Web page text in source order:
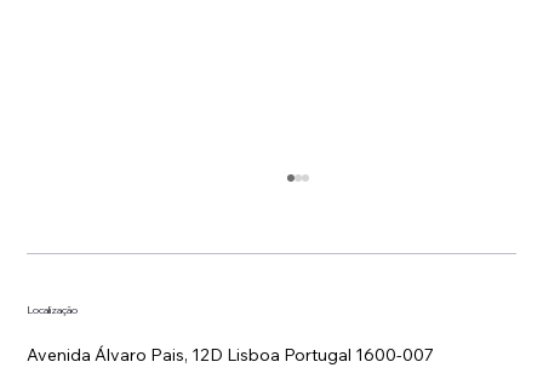
Localização
Avenida Álvaro Pais, 12D Lisboa Portugal 1600-007